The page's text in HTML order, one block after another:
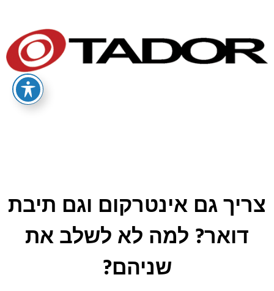
צריך גם אינטרקום וגם תיבת
דואר? למה לא לשלב את
שניהם?